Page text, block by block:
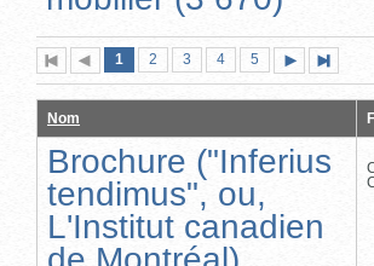
Première
page
Page
précédente
Page
1 (page
actuelle)
Page
2 Page
3 Page
4 Page
5
suivante
page
Nom
Brochure ("Inferius
tendimus", ou,
L'Institut canadien